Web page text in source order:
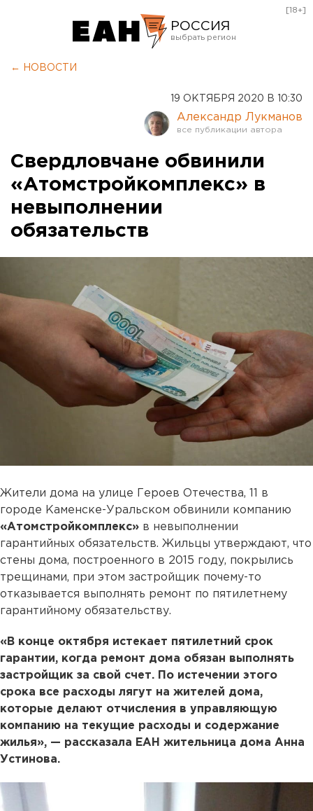
РОССИЯ
Оренбург
[18+]
← НОВОСТИ
19 ОКТЯБРЯ 2020 В 10:30
Александр Лукманов
Свердловчане обвинили
«Атомстройкомплекс» в
невыполнении
обязательств
Жители дома на улице Героев Отечества, 11 в
городе Каменске-Уральском обвинили компанию
«Атомстройкомплекс» в невыполнении
гарантийных обязательств. Жильцы утверждают, что
стены дома, построенного в 2015 году, покрылись
трещинами, при этом застройщик почему-то
отказывается выполнять ремонт по пятилетнему
гарантийному обязательству.
«В конце октября истекает пятилетний срок
гарантии, когда ремонт дома обязан выполнять
застройщик за свой счет. По истечении этого
срока все расходы лягут на жителей дома,
которые делают отчисления в управляющую
компанию на текущие расходы и содержание
жилья», — рассказала ЕАН жительница дома Анна
Устинова.